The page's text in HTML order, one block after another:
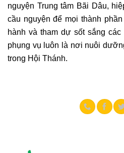
nguyện Trung tâm Bãi Dâu,
cầu nguyện để mọi thành
hành và tham dự sốt sắng
phụng vụ luôn là nơi nuôi
trong Hội Thánh.